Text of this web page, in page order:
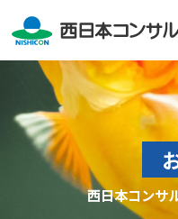
西日本コンサ